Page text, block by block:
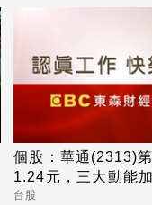
個股：華通(2313)
1.24元，三大動能
展望逐季向上
台股